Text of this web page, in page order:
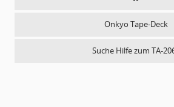
Onkyo Tape-Deck
Suche Hilfe zum TA-